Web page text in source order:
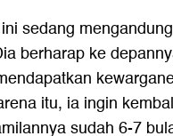
sedang
berharap ke
itu, ia ingin
sudah 6-7